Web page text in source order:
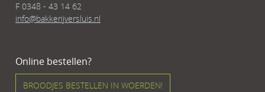
F 0348 - 43 14 62
info@bakkerijversluis.nl
Online bestellen?
BROODJES BESTELLEN IN WOERDEN!